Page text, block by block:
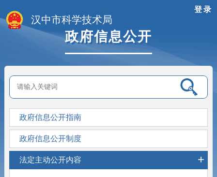
登录
汉中市科学技术局
政府信息公开
政府信息公开指南
政府信息公开制度
法定主动公开内容 +